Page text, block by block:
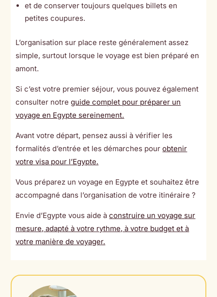
et de conserver toujours quelques billets en
petites coupures.
L’organisation sur place reste généralement assez
simple, surtout lorsque le voyage est bien préparé en
amont.
Si c’est votre premier séjour, vous pouvez également
consulter notreguide complet pour préparer un
voyage en Egypte sereinement.
Avant votre départ, pensez aussi à vérifier les
formalités d’entrée et les démarches pourobtenir
votre visa pour l’Egypte.
Vous préparez un voyage en Egypte et souhaitez être
accompagné dans l’organisation de votre itinéraire ?
Envie d’Egypte vous aide àconstruire un voyage sur
mesure, adapté à votre rythme, à votre budget et à
votre manière de voyager.